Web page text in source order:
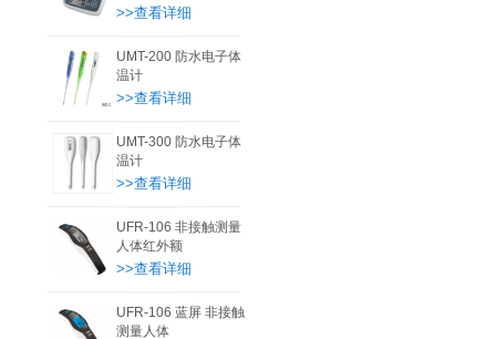
>>查看详细
UMT-200 防水电子体
温计
>>查看详细
UMT-300 防水电子体
温计
>>查看详细
UFR-106 非接触测量
人体红外额
>>查看详细
UFR-106 蓝屏 非接触
测量人体